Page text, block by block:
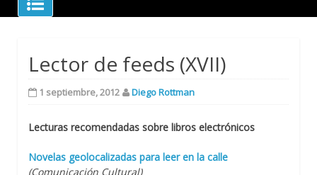
Lector de feeds (XVII)
1 septiembre, 2012 Diego Rottman
Lecturas recomendadas sobre libros electrónicos
Novelas geolocalizadas para leer en la calle
(Comunicación Cultural)